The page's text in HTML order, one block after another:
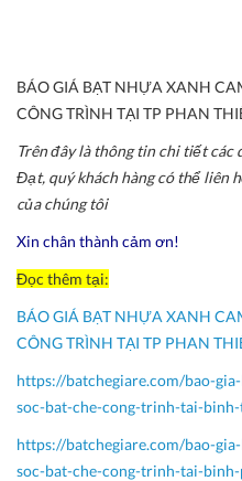
BÁO GIÁ BẠT NHỰA XANH
CÔNG TRÌNH TẠI TP PHAN
Trên đây là thông tin chi tiết các
Đạt, quý khách hàng có thể liên
của chúng tôi
Xin chân thành cảm ơn!
Đọc thêm tại:
BÁO GIÁ BẠT NHỰA XANH
CÔNG TRÌNH TẠI TP PHAN
https://batchegiare.com/bao-
soc-bat-che-cong-trinh-tai-
https://batchegiare.com/bao-
soc-bat-che-cong-trinh-tai-